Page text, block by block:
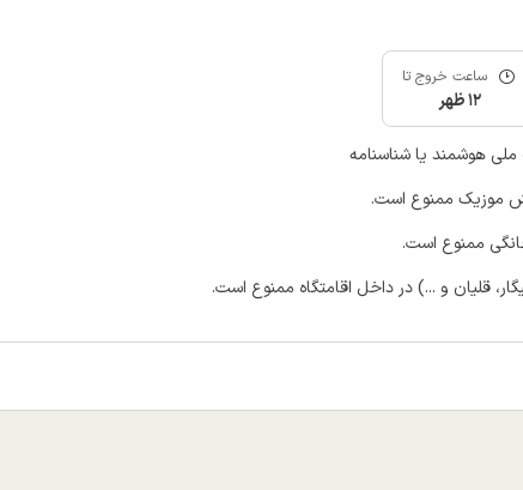
ساعت خروج تا
12 ظهر
ملی هوشمند یا شناسنامه
موزیک ممنوع است.
ممنوع است.
قلیان و ...) در داخل اقامتگاه ممنوع است.